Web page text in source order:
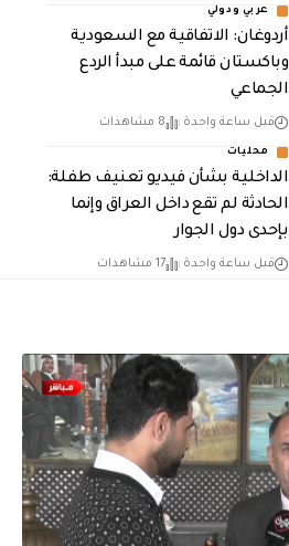
عربي ودولي
أردوغان: الاتفاقية مع السعودية
وباكستان قائمة على مبدأ الردع
الجماعي
قبل ساعة واحدة 8 مشاهدات
محليات
الداخلية بشأن فيديو تعنيف طفلة:
الحادثة لم تقع داخل العراق وإنما
بإحدى دول الجوار
قبل ساعة واحدة 17 مشاهدات